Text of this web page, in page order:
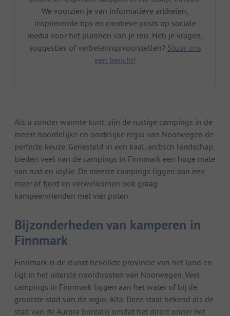
We voorzien je van informatieve artikelen,
inspirerende tips en creatieve posts op sociale
media voor het plannen van je reis. Heb je vragen,
suggesties of verbeteringsvoorstellen? Stuur ons
een bericht!
Als u zonder warmte kunt, zijn de rustige campings in de
meest noordelijke en oostelijke regio van Noorwegen de
perfecte keuze. Genesteld in een kaal, arctisch landschap,
bieden veel van de campings in Finnmark een hoge mate
van rust en idylle. De meeste campings liggen aan een
meer of fjord en verwelkomen ook graag
kampeervrienden met vier poten.
Bijzonderheden van kamperen in
Finnmark
Finnmark is de dunst bevolkte provincie van het land en
ligt in het uiterste noordoosten van Noorwegen. Veel
campings in Finnmark liggen aan het water of bij de
grootste stad van de regio, Alta. Deze staat bekend als de
stad van de Aurora borealis omdat het direct onder het